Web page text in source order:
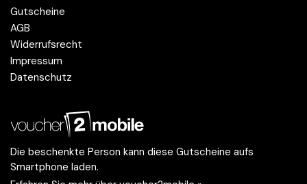
Gutscheine
AGB
Widerrufsrecht
Impressum
Datenschutz
Die beschenkte Person kann diese Gutscheine aufs
Smartphone laden.